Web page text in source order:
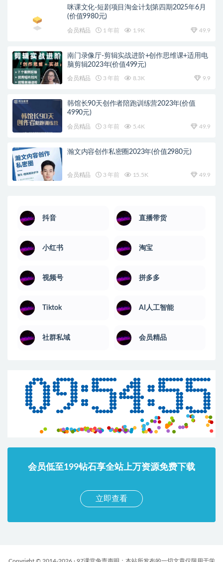
咪课文化-短剧项目淘金计划第四期2025年6月
(价值9980元)
会员精品 1 年前 1.9K 49.9
南门录像厅-剪辑实战进阶+创作思维课+适用电
脑剪辑2023年(价值499元)
会员精品 3 年前 8.3K 9.9
韩馆长90天创作者陪跑训练营2023年(价值
4990元)
会员精品 3 年前 5.4K 49.9
瀚文内容创作私密圈2023年(价值2980元)
会员精品 3 年前 15.5K 49.9
抖音 直播带货
小红书 淘宝
视频号 拼多多
Tiktok AI人工智能
社群私域 会员精品
会员低至199钻石享全站上万资源免费下载
立即查看